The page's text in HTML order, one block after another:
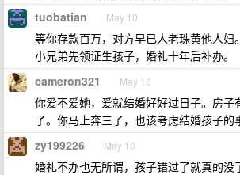
tuobatian May 10
等你存款百万，对方早已人老珠黄他人妇。
小兄弟先领证生孩子，婚礼十年后补办。
cameron321 May 10
你爱不爱她，爱就结婚好好过日子。房子
了。你马上奔三了，也该考虑结婚孩子的
zy199226 May 10
婚礼不办也无所谓，孩子错过了就真的没